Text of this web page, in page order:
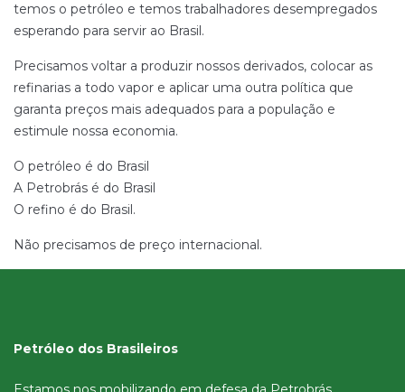
temos o petróleo e temos trabalhadores desempregados
esperando para servir ao Brasil.
Precisamos voltar a produzir nossos derivados, colocar as
refinarias a todo vapor e aplicar uma outra política que
garanta preços mais adequados para a população e
estimule nossa economia.
O petróleo é do Brasil
A Petrobrás é do Brasil
O refino é do Brasil.
Não precisamos de preço internacional.
Petróleo dos Brasileiros